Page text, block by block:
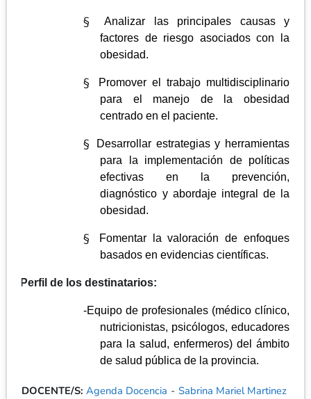
§
Analizar las principales causas y
factores de riesgo asociados con la
obesidad.
§
Promover el trabajo multidisciplinario
para el manejo de la obesidad
centrado en el paciente.
§
Desarrollar estrategias y herramientas
para la implementación de políticas
efectivas en la prevención,
diagnóstico y abordaje integral de la
obesidad.
§
Fomentar la valoración de enfoques
basados ​​en evidencias científicas.
Perfil de los destinatarios:
-Equipo de profesionales (médico clínico,
nutricionistas, psicólogos, educadores
para la salud, enfermeros) del ámbito
de salud pública de la provincia.
DOCENTE/S: Agenda Docencia - Sabrina Mariel Martinez